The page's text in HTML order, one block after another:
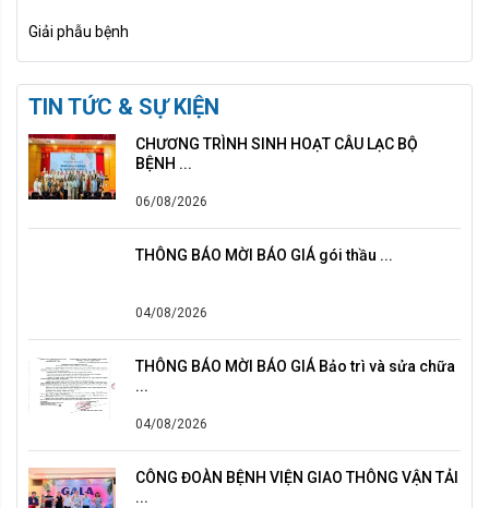
Giải phẫu bệnh
TIN TỨC & SỰ KIỆN
CHƯƠNG TRÌNH SINH HOẠT CÂU LẠC BỘ
BỆNH ...
06/08/2026
THÔNG BÁO MỜI BÁO GIÁ gói thầu ...
04/08/2026
THÔNG BÁO MỜI BÁO GIÁ Bảo trì và sửa chữa
...
04/08/2026
CÔNG ĐOÀN BỆNH VIỆN GIAO THÔNG VẬN TẢI
...